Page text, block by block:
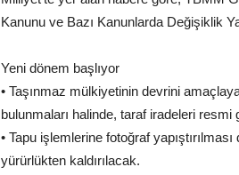
Kanunu ve Bazı Kanunlarda Değişiklik
Yeni dönem başlıyor
• Taşınmaz mülkiyetinin devrini
bulunmaları halinde, taraf iradeleri resmi
• Tapu işlemlerine fotoğraf
yürürlükten kaldırılacak.